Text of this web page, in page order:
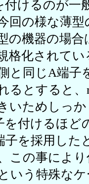
付けるのが一
回の様な薄
の機器の場
格化されて
と同じA端子
るとすると
いためしっ
を付けるほど
子を採用した
この事によ
いう特殊な